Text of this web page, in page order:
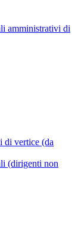
amministrativi di
di vertice (da
(dirigenti non